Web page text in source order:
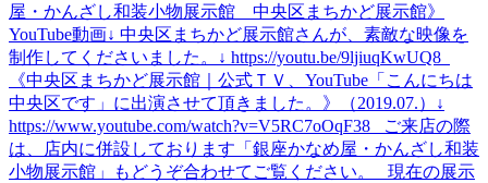
屋・かんざし和装小物展示館 中央区まちかど展示館》
YouTube動画↓ 中央区まちかど展示館さんが、素敵な映像を
制作してくださいました。↓ https://youtu.be/9ljiuqKwUQ8
《中央区まちかど展示館｜公式ＴＶ、YouTube「こんにちは
中央区です」に出演させて頂きました。》（2019.07.）↓
https://www.youtube.com/watch?v=V5RC7oOqF38 ご来店の際
は、店内に併設しております「銀座かなめ屋・かんざし和装
小物展示館」もどうぞ合わせてご覧ください。 現在の展示